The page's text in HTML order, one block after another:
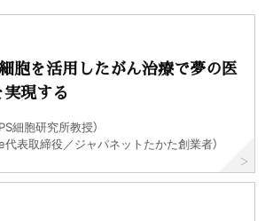
胞を活用したがん治療で夢の医
現する
細胞研究所教授）
代表取締役／ジャパネットたかた創業者）